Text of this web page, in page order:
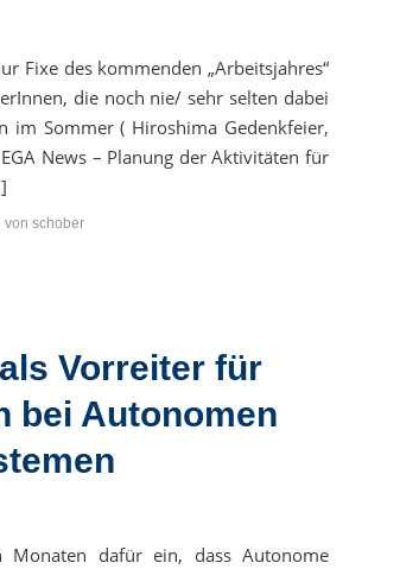
Fixe des kommenden „Arbeitsjahres“
die noch nie/ sehr selten dabei
im Sommer ( Hiroshima Gedenkfeier,
News – Planung der Aktivitäten für
von schober
Vorreiter für
bei Autonomen
Monaten dafür ein, dass Autonome